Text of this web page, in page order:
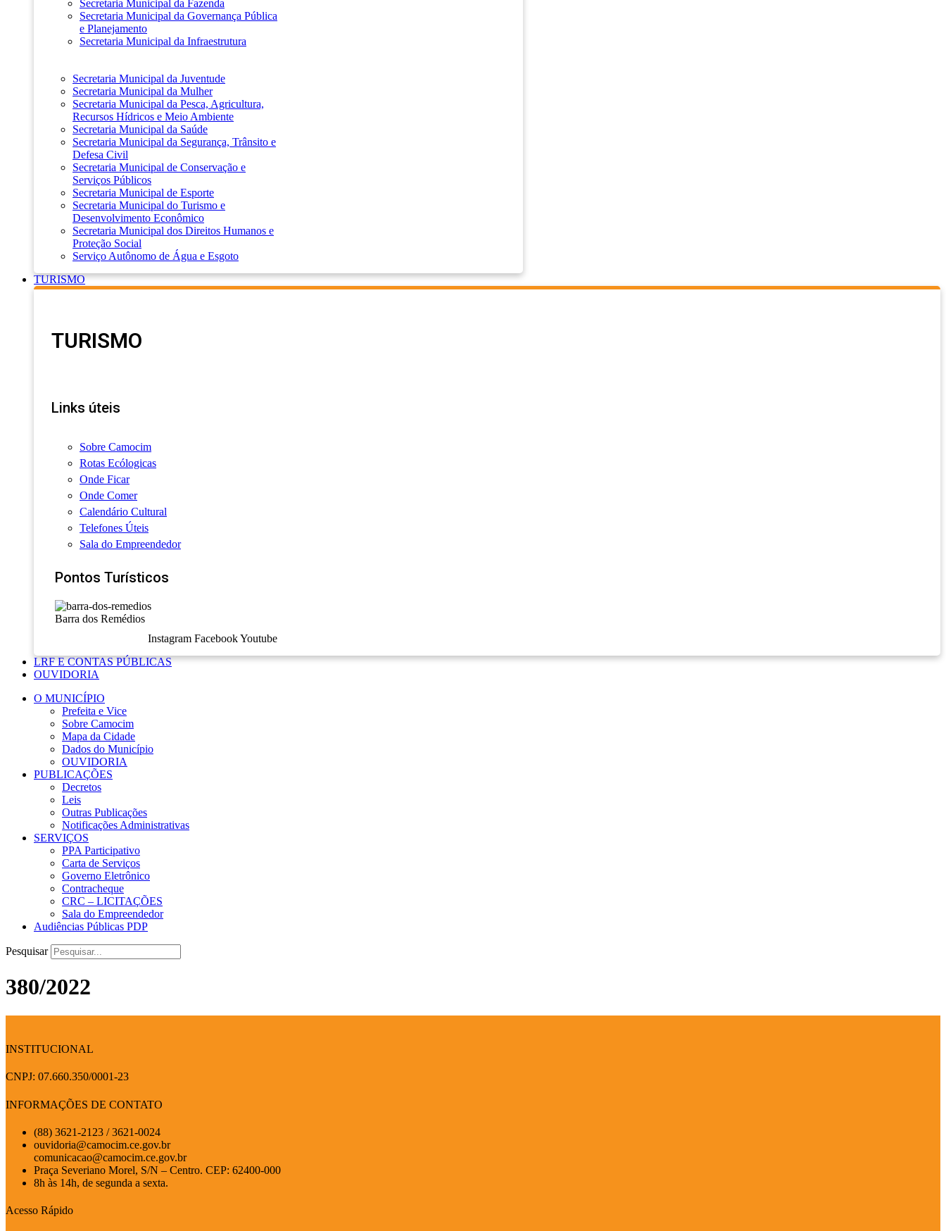
Secretaria Municipal da Fazenda
Secretaria Municipal da Governança Pública
e Planejamento
Secretaria Municipal da Infraestrutura
Secretaria Municipal da Juventude
Secretaria Municipal da Mulher
Secretaria Municipal da Pesca, Agricultura,
Recursos Hídricos e Meio Ambiente
Secretaria Municipal da Saúde
Secretaria Municipal da Segurança, Trânsito e
Defesa Civil
Secretaria Municipal de Conservação e
Serviços Públicos
Secretaria Municipal de Esporte
Secretaria Municipal do Turismo e
Desenvolvimento Econômico
Secretaria Municipal dos Direitos Humanos e
Proteção Social
Serviço Autônomo de Água e Esgoto
TURISMO
TURISMO
Links úteis
Sobre Camocim
Rotas Ecólogicas
Onde Ficar
Onde Comer
Calendário Cultural
Telefones Úteis
Sala do Empreendedor
Pontos Turísticos
Barra dos Remédios
Instagram FacebookYoutube
LRF E CONTAS PÚBLICAS
OUVIDORIA
O MUNICÍPIO
Prefeita e Vice
Sobre Camocim
Mapa da Cidade
Dados do Município
OUVIDORIA
PUBLICAÇÕES
Decretos
Leis
Outras Publicações
Notificações Administrativas
SERVIÇOS
PPA Participativo
Carta de Serviços
Governo Eletrônico
Contracheque
CRC – LICITAÇÕES
Sala do Empreendedor
Audiências Públicas PDP
Pesquisar
380/2022
INSTITUCIONAL
CNPJ: 07.660.350/0001-23
INFORMAÇÕES DE CONTATO
(88) 3621-2123 / 3621-0024
ouvidoria@camocim.ce.gov.br
comunicacao@camocim.ce.gov.br
Praça Severiano Morel, S/N – Centro. CEP: 62400-000
8h às 14h, de segunda a sexta.
Acesso Rápido